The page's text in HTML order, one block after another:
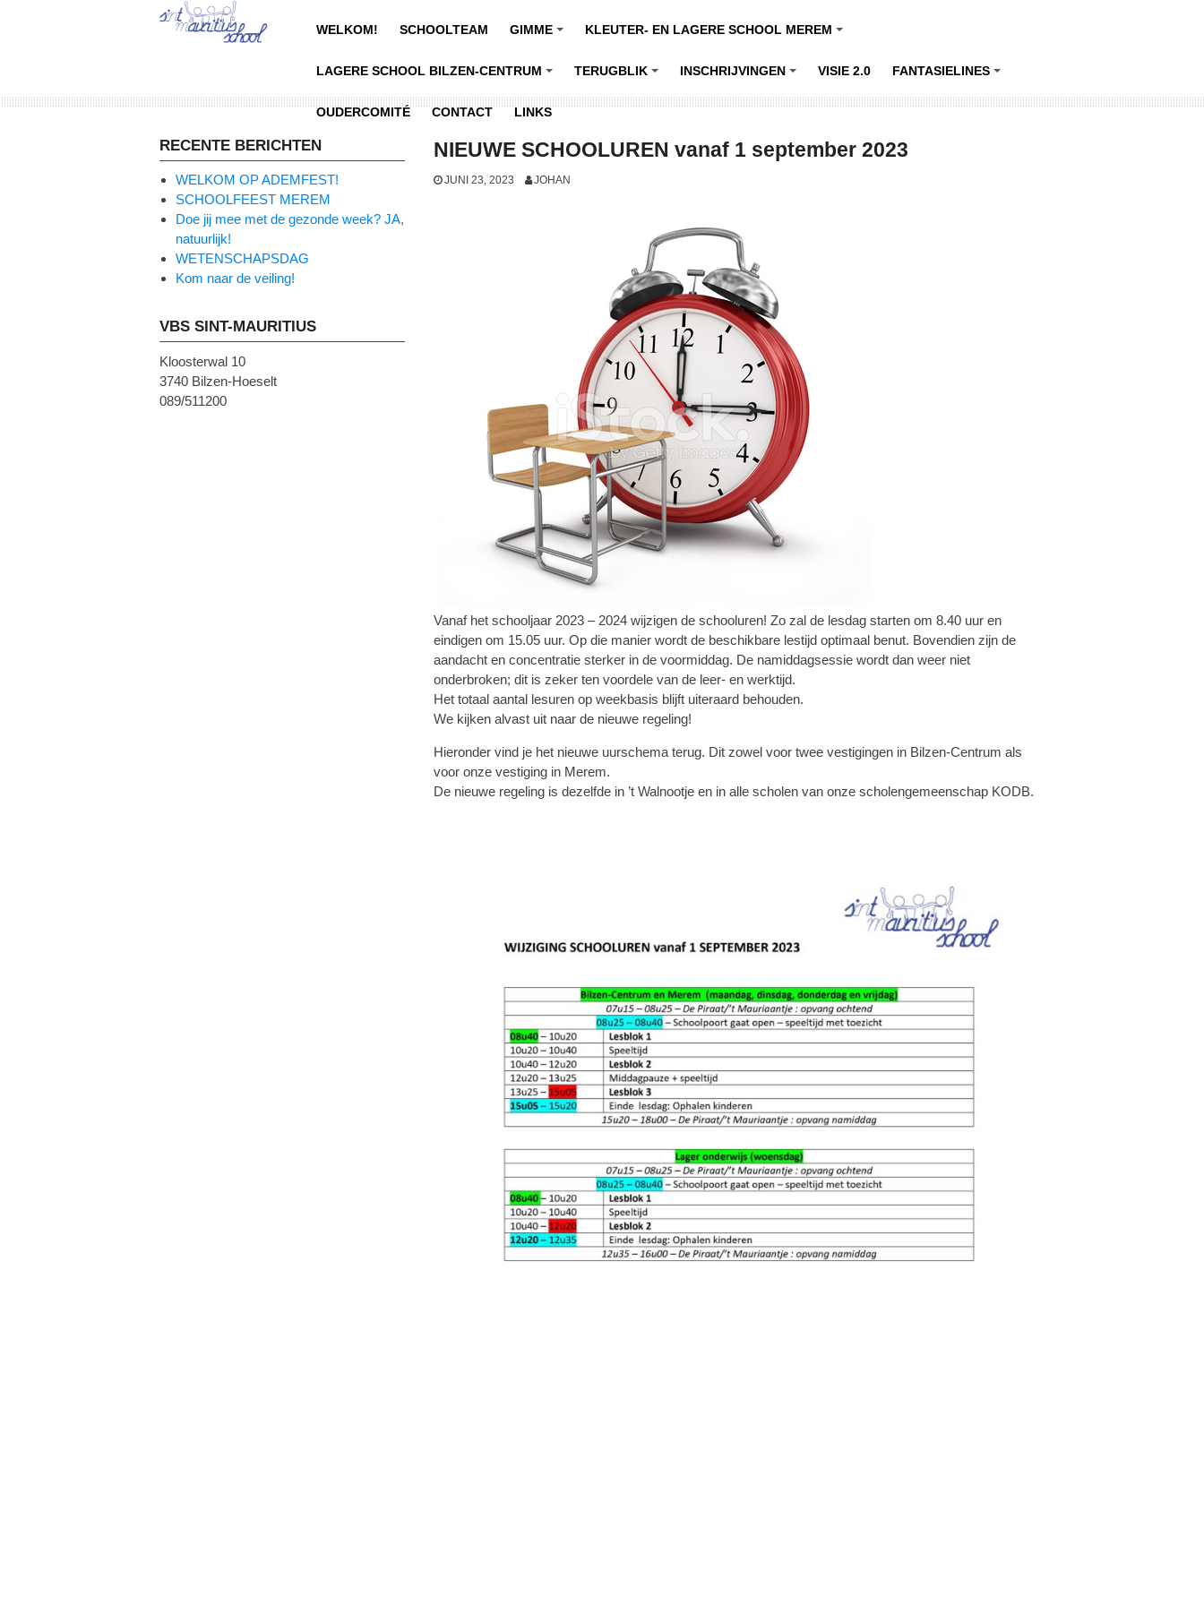
WELKOM! SCHOOLTEAM GIMME KLEUTER- EN LAGERE SCHOOL MEREM
LAGERE SCHOOL BILZEN-CENTRUM TERUGBLIK INSCHRIJVINGEN VISIE 2.0 FANTASIELINES
OUDERCOMITÉ CONTACT LINKS
NIEUWE SCHOOLUREN vanaf 1 september 2023
JUNI 23, 2023 JOHAN
Vanaf het schooljaar 2023 – 2024 wijzigen de schooluren! Zo zal de lesdag starten om 8.40 uur en
eindigen om 15.05 uur. Op die manier wordt de beschikbare lestijd optimaal benut. Bovendien zijn de
aandacht en concentratie sterker in de voormiddag. De namiddagsessie wordt dan weer niet
onderbroken; dit is zeker ten voordele van de leer- en werktijd.
Het totaal aantal lesuren op weekbasis blijft uiteraard behouden.
We kijken alvast uit naar de nieuwe regeling!
Hieronder vind je het nieuwe uurschema terug. Dit zowel voor twee vestigingen in Bilzen-Centrum als
voor onze vestiging in Merem.
De nieuwe regeling is dezelfde in ’t Walnootje en in alle scholen van onze scholengemeenschap KODB.
RECENTE BERICHTEN
WELKOM OP ADEMFEST!
SCHOOLFEEST MEREM
Doe jij mee met de gezonde week? JA,
natuurlijk!
WETENSCHAPSDAG
Kom naar de veiling!
VBS SINT-MAURITIUS
Kloosterwal 10
3740 Bilzen-Hoeselt
089/511200